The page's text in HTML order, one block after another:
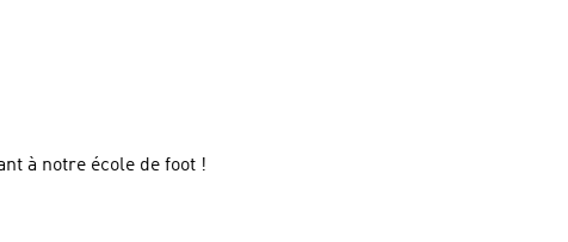
à notre école de foot !